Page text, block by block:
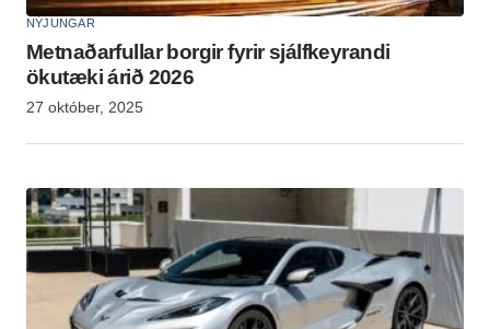
NÝJUNGAR
Metnaðarfullar borgir fyrir sjálfkeyrandi
ökutæki árið 2026
27 október, 2025